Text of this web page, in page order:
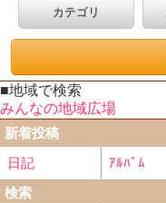
カテゴリ
■地域で検索
みんなの地域広場
新着投稿
日記
ｱﾙﾊﾞﾑ
検索